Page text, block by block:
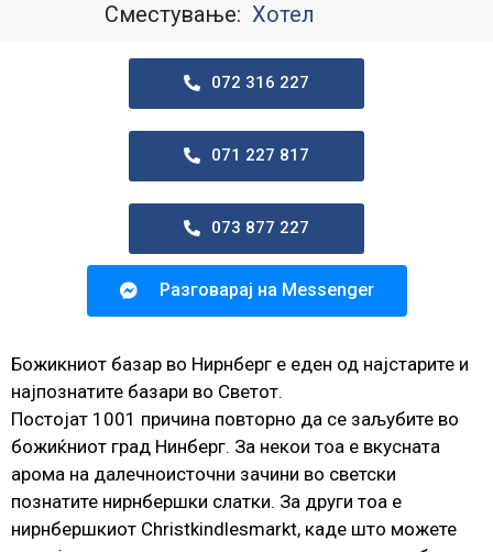
Сместување: Хотел
072 316 227
071 227 817
073 877 227
Разговарај на Messenger
Божикниот базар во Нирнберг е еден од најстарите и
најпознатите базари во Светот.
Постојат 1001 причина повторно да се заљубите во
божиќниот град Нинберг. За некои тоа е вкусната
арома на далечноисточни зачини во светски
познатите нирнбершки слатки. За други тоа е
нирнбершкиот Christkindlesmarkt, каде што можете